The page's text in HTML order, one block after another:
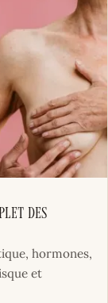
des
hormones,
et